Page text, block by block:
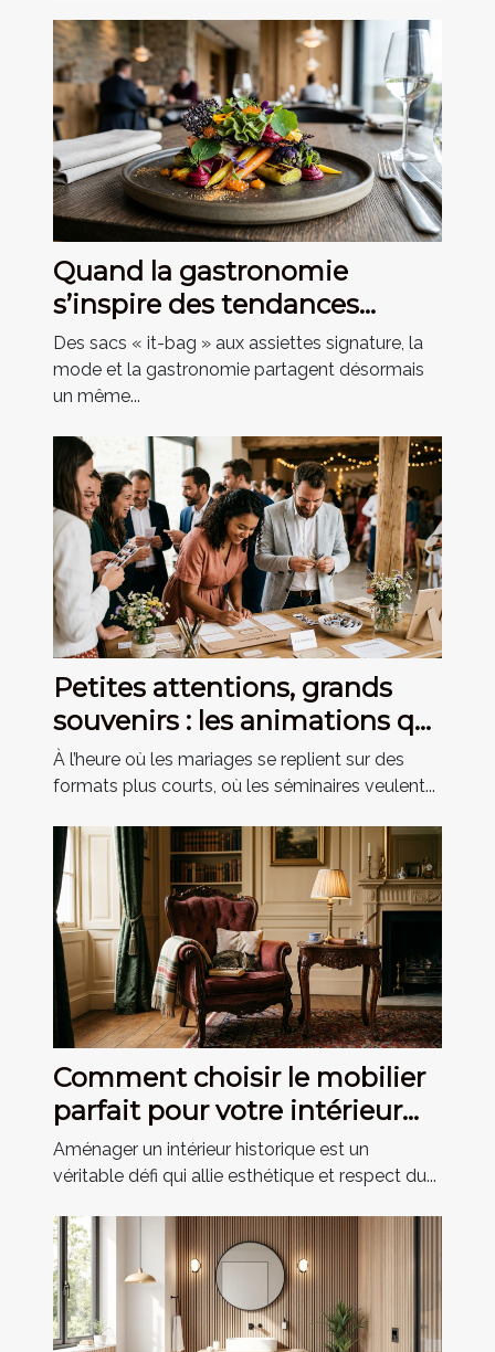
Quand la gastronomie
s’inspire des tendances
mode du moment
Des sacs « it-bag » aux assiettes signature, la
mode et la gastronomie partagent désormais
un même...
Petites attentions, grands
souvenirs : les animations qui
marquent les invités
À l’heure où les mariages se replient sur des
formats plus courts, où les séminaires veulent...
Comment choisir le mobilier
parfait pour votre intérieur
historique ?
Aménager un intérieur historique est un
véritable défi qui allie esthétique et respect du...